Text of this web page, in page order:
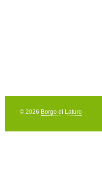
© 2026 Borgo di Laturo